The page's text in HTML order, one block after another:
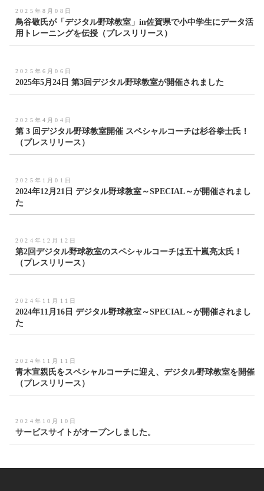
2025年8月08日
鳥谷敬氏が「デジタル野球教室」in佐賀県で小中学生にデータ活
用トレーニングを伝授（プレスリリース）
2025年6月06日
2025年5月24日 第3回デジタル野球教室が開催されました
2025年4月04日
第 3 回デジタル野球教室開催 スペシャルコーチは杉谷拳士氏！
（プレスリリース）
2025年1月01日
2024年12月21日 デジタル野球教室～SPECIAL～が開催されまし
た
2024年12月12日
第2回デジタル野球教室のスペシャルコーチは五十嵐亮太氏！
（プレスリリース）
2024年11月11日
2024年11月16日 デジタル野球教室～SPECIAL～が開催されまし
た
2024年11月11日
青木宣親氏をスペシャルコーチに迎え、デジタル野球教室を開催
（プレスリリース）
2024年10月10日
サービスサイトがオープンしました。